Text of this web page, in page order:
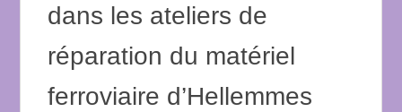
dans les ateliers de
réparation du matériel
ferroviaire d’Hellemmes